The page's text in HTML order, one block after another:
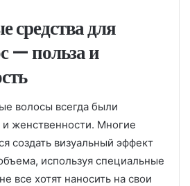
средства для
— польза и
волосы всегда были
женственности. Многие
создать визуальный эффект
используя специальные
все хотят наносить на свои